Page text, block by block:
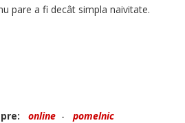
pare a fi decât simpla naivitate.
online - pomelnic